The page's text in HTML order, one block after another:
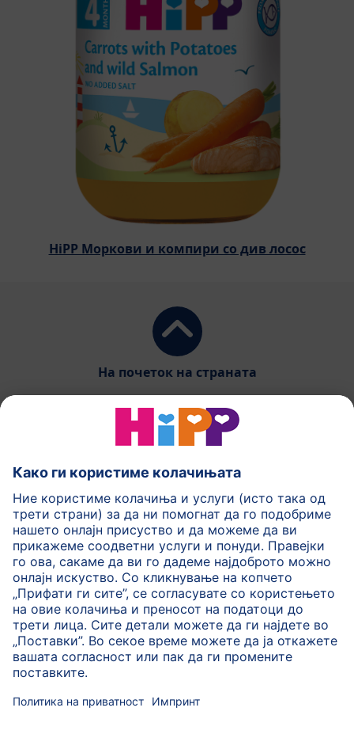
HiPP Моркови и компири со див лосос
На почеток на страната
HiPP Млечни формули
HiPP Храна за бебиња
HiPP за деца
HiPP Нега за кожа
HiPP Бременост
Политика на приватност
Услови на користење
Импринт
Повеќе за HiPP Контакт